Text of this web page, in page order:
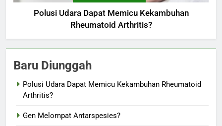
Polusi Udara Dapat Memicu Kekambuhan
Rheumatoid Arthritis?
Baru Diunggah
Polusi Udara Dapat Memicu Kekambuhan Rheumatoid
Arthritis?
Gen Melompat Antarspesies?